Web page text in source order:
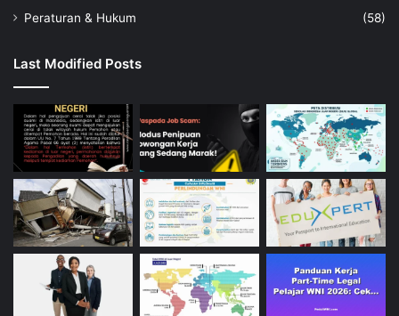
Peraturan & Hukum
(58)
Last Modified Posts